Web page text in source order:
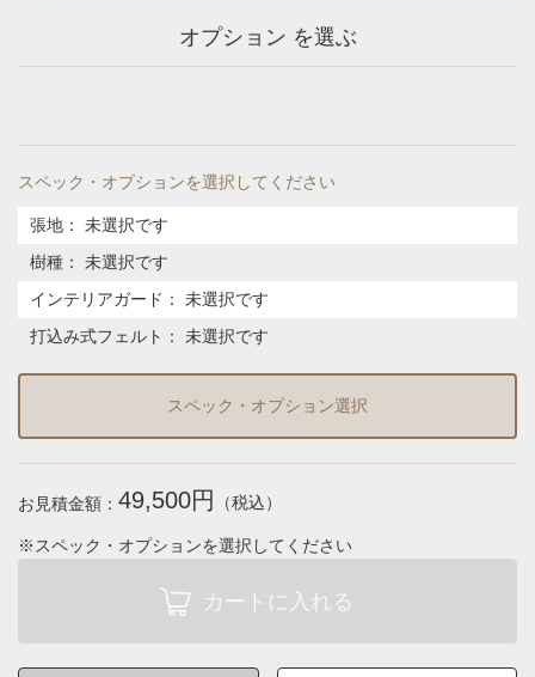
オプション を選ぶ
スペック・オプションを選択してください
張地 ：
未選択です
樹種 ：
未選択です
インテリアガード ：
未選択です
打込み式フェルト ： 未選択です
スペック・オプション選択
お見積金額： 49,500円 （税込）
※スペック・オプションを選択してください